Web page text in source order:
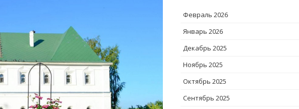
Февраль 2026
Январь 2026
Декабрь 2025
Ноябрь 2025
Октябрь 2025
Сентябрь 2025